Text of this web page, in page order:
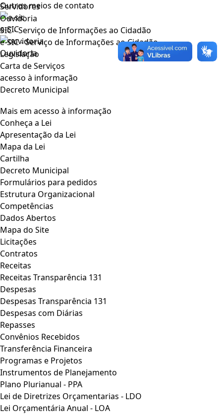
Outros meios de contato
e-SIC
Ouvidoria
Servidores
Ouvidoria
SIC - Serviço de Informações ao Cidadão
e-SIC - Serviço de Informações ao Cidadão
Legislação
Carta de Serviços
acesso à informação
Decreto Municipal
Mais em acesso à informação
Conheça a Lei
Apresentação da Lei
Mapa da Lei
Cartilha
Decreto Municipal
Formulários para pedidos
Estrutura Organizacional
Competências
Dados Abertos
Mapa do Site
Licitações
Contratos
Receitas
Receitas Transparência 131
Despesas
Despesas Transparência 131
Despesas com Diárias
Repasses
Convênios Recebidos
Transferência Financeira
Programas e Projetos
Instrumentos de Planejamento
Plano Plurianual - PPA
Lei de Diretrizes Orçamentarias - LDO
Lei Orçamentária Anual - LOA